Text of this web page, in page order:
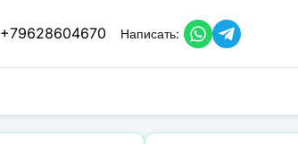
+79628604670 Написать: